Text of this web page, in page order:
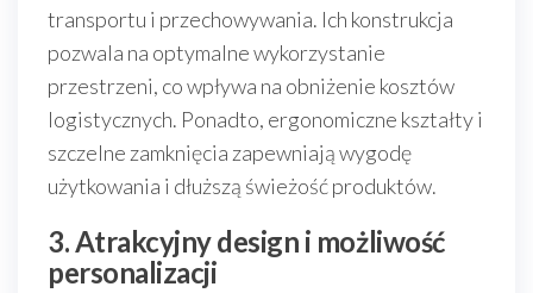
transportu i przechowywania. Ich konstrukcja
pozwala na optymalne wykorzystanie
przestrzeni, co wpływa na obniżenie kosztów
logistycznych. Ponadto, ergonomiczne kształty i
szczelne zamknięcia zapewniają wygodę
użytkowania i dłuższą świeżość produktów.
3. Atrakcyjny design i możliwość
personalizacji